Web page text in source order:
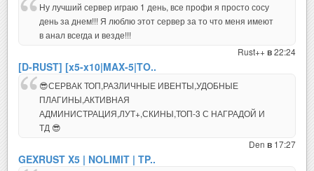
Ну лучший сервер играю 1 день, все профи я просто сосу
день за днем!!! Я люблю этот сервер за то что меня имеют
в анал всегда и везде!!!
Rust++ в22:24
[D-RUST] [x5-x10|MAX-5|TO..
😎СЕРВАК ТОП,РАЗЛИЧНЫЕ ИВЕНТЫ,УДОБНЫЕ
ПЛАГИНЫ,АКТИВНАЯ
АДМИНИСТРАЦИЯ,ЛУТ+,СКИНЫ,ТОП-3 С НАГРАДОЙ И
ТД 😎
Den в 17:27
GEXRUST X5 | NOLIMIT | TP..